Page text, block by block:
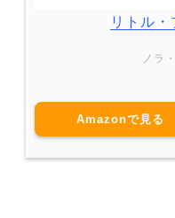
リトル
ノラ
Amazonで見る